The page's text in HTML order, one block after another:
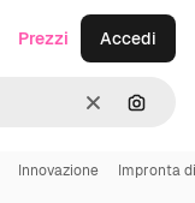
CancellaCerca
Prezzi Accedi
Innovazione Impronta